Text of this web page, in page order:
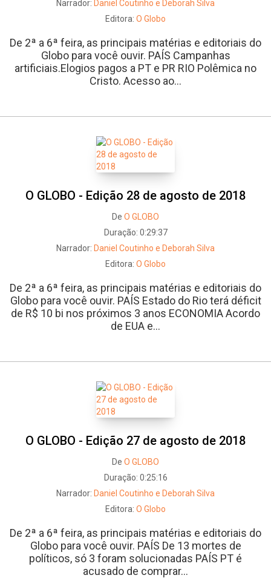
Narrador: Daniel Coutinho e Deborah Silva
Editora: O Globo
De 2ª a 6ª feira, as principais matérias e editoriais do
Globo para você ouvir. PAÍS Campanhas
artificiais.Elogios pagos a PT e PR RIO Polêmica no
Cristo. Acesso ao...
O GLOBO - Edição 28 de agosto de 2018
De O GLOBO
Duração: 0:29:37
Narrador: Daniel Coutinho e Deborah Silva
Editora: O Globo
De 2ª a 6ª feira, as principais matérias e editoriais do
Globo para você ouvir. PAÍS Estado do Rio terá déficit
de R$ 10 bi nos próximos 3 anos ECONOMIA Acordo
de EUA e...
O GLOBO - Edição 27 de agosto de 2018
De O GLOBO
Duração: 0:25:16
Narrador: Daniel Coutinho e Deborah Silva
Editora: O Globo
De 2ª a 6ª feira, as principais matérias e editoriais do
Globo para você ouvir. PAÍS De 13 mortes de
políticos, só 3 foram solucionadas PAÍS PT é
acusado de comprar...
Whatsapp Facebook Twitter E-mail